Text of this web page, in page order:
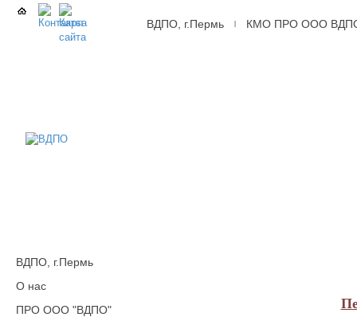
ВДПО, г.Пермь КМО ПРО ООО
ВДПО, г.Пермь
О нас
ПРО ООО "ВДПО"